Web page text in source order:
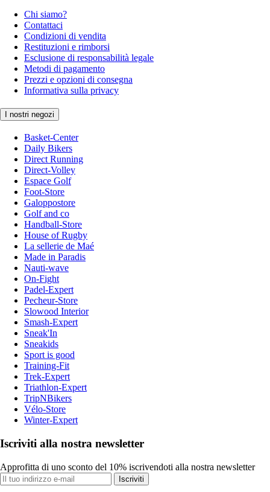
Chi siamo?
Contattaci
Condizioni di vendita
Restituzioni e rimborsi
Esclusione di responsabilità legale
Metodi di pagamento
Prezzi e opzioni di consegna
Informativa sulla privacy
I nostri negozi
Basket-Center
Daily Bikers
Direct Running
Direct-Volley
Espace Golf
Foot-Store
Galoppostore
Golf and co
Handball-Store
House of Rugby
La sellerie de Maé
Made in Paradis
Nauti-wave
On-Fight
Padel-Expert
Pecheur-Store
Slowood Interior
Smash-Expert
Sneak'In
Sneakids
Sport is good
Training-Fit
Trek-Expert
Triathlon-Expert
TripNBikers
Vélo-Store
Winter-Expert
Iscriviti alla nostra newsletter
Approfitta di uno sconto del 10% iscrivendoti alla nostra newsletter
Iscriviti